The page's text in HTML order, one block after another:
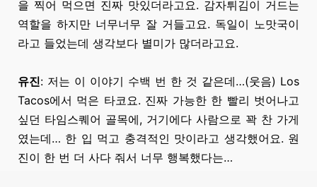
을 찍어 먹으면 진짜 맛있더라고요. 감자튀김이 거드는
역할을 하지만 너무너무 잘 거들고요. 독일이 노맛국이
라고 들었는데 생각보다 별미가 많더라고요.
유진: 저는 이 이야기 수백 번 한 것 같은데…(웃음) Los
Tacos에서 먹은 타코요. 진짜 가능한 한 빨리 벗어나고
싶던 타임스퀘어 골목에, 거기에다 사람으로 꽉 찬 가게
였는데… 한 입 먹고 충격적인 맛이라고 생각했어요. 원
진이 한 번 더 사다 줘서 너무 행복했다는…